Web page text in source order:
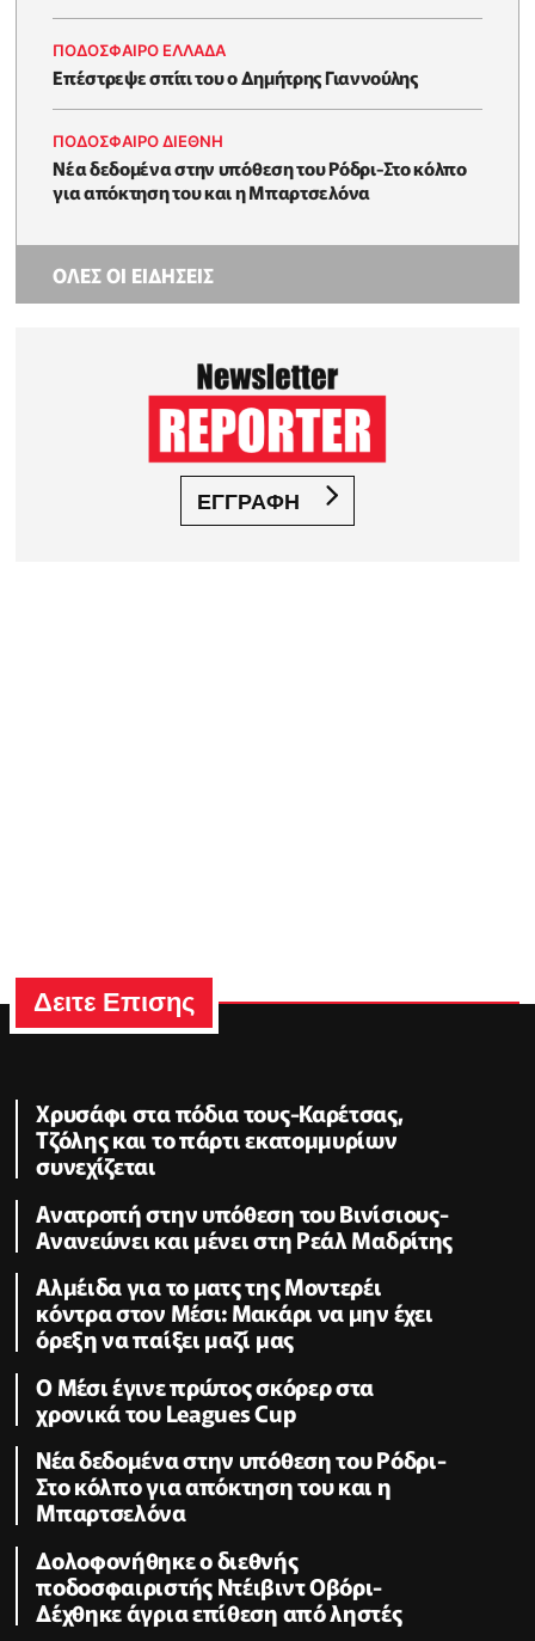
ΠΟΔΟΣΦΑΙΡΟ ΕΛΛΑΔΑ
Επέστρεψε σπίτι του ο Δημήτρης Γιαννούλης
ΠΟΔΟΣΦΑΙΡΟ ΔΙΕΘΝΗ
Νέα δεδομένα στην υπόθεση του Ρόδρι-Στο κόλπο
για απόκτηση του και η Μπαρτσελόνα
ΟΛΕΣ ΟΙ ΕΙΔΗΣΕΙΣ
ΕΓΓΡΑΦΗ
Δειτε Επισης
Χρυσάφι στα πόδια τους-Καρέτσας,
Τζόλης και το πάρτι εκατομμυρίων
συνεχίζεται
Ανατροπή στην υπόθεση του Βινίσιους-
Ανανεώνει και μένει στη Ρεάλ Μαδρίτης
Αλμέιδα για το ματς της Μοντερέι
κόντρα στον Μέσι: Μακάρι να μην έχει
όρεξη να παίξει μαζί μας
Ο Μέσι έγινε πρώτος σκόρερ στα
χρονικά του Leagues Cup
Νέα δεδομένα στην υπόθεση του Ρόδρι-
Στο κόλπο για απόκτηση του και η
Μπαρτσελόνα
Δολοφονήθηκε o διεθνής
ποδοσφαιριστής Ντέιβιντ Οβόρι-
Δέχθηκε άγρια επίθεση από ληστές